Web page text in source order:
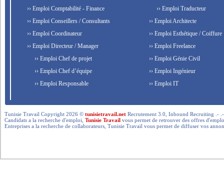
›› Emploi Comptabilité - Finance
›› Emploi Conseillers / Consultants
›› Emploi Coordinateur
›› Emploi Directeur / Manager
›› Emploi Chef de projet
›› Emploi Chef d’équipe
›› Emploi Responsable
›› Emploi Traducteur
›› Emploi Architecte
›› Emploi Esthétique / Coiffure
›› Emploi Freelance
›› Emploi Génie Civil
›› Emploi Ingénieur
›› Emploi IT
Tunisie Travail Copyright 2026 ©tunisietravail.net Recrutement 3.0, Inbound Recruiting .-
Candidats a la recherche d'emploi,Tunisie Travail vous permet de retrouver des offres
Entreprises a la recherche de collaborateurs, Tunisie Travail vous permet de diffuser vos